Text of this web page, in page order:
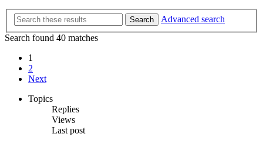
Search
Advanced search
Search found 40 matches
1
2
Next
Topics
Replies
Views
Last post